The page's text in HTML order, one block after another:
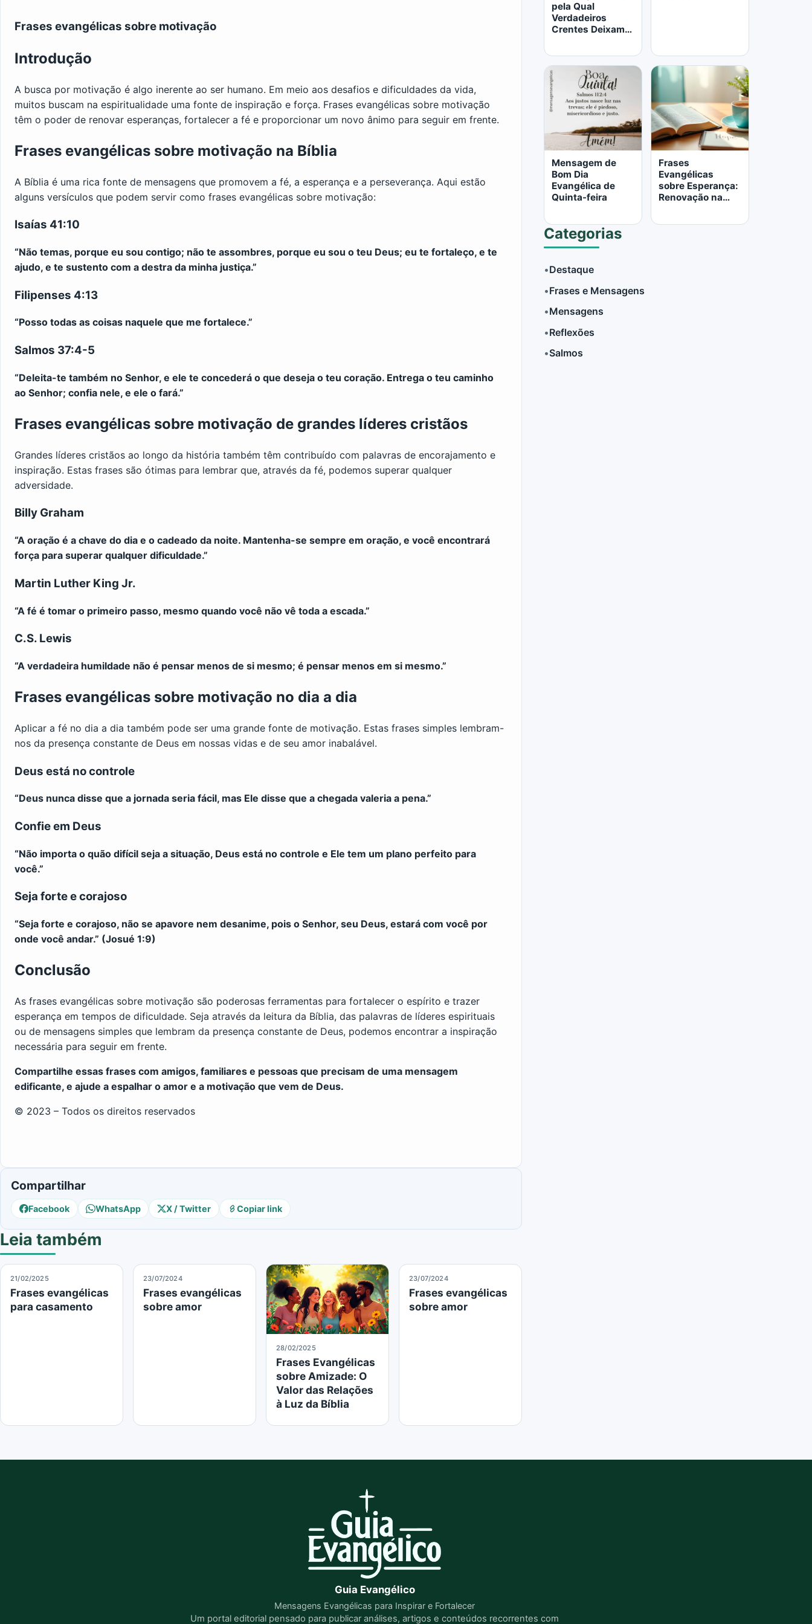
Frases evangélicas sobre motivação
Introdução
A busca por motivação é algo inerente ao ser humano. Em meio aos desafios e dificuldades da vida,
muitos buscam na espiritualidade uma fonte de inspiração e força. Frases evangélicas sobre motivação
têm o poder de renovar esperanças, fortalecer a fé e proporcionar um novo ânimo para seguir em frente.
Frases evangélicas sobre motivação na Bíblia
A Bíblia é uma rica fonte de mensagens que promovem a fé, a esperança e a perseverança. Aqui estão
alguns versículos que podem servir como frases evangélicas sobre motivação:
Isaías 41:10
“Não temas, porque eu sou contigo; não te assombres, porque eu sou o teu Deus; eu te fortaleço, e te
ajudo, e te sustento com a destra da minha justiça.”
Filipenses 4:13
“Posso todas as coisas naquele que me fortalece.”
Salmos 37:4-5
“Deleita-te também no Senhor, e ele te concederá o que deseja o teu coração. Entrega o teu caminho
ao Senhor; confia nele, e ele o fará.”
Frases evangélicas sobre motivação de grandes líderes cristãos
Grandes líderes cristãos ao longo da história também têm contribuído com palavras de encorajamento e
inspiração. Estas frases são ótimas para lembrar que, através da fé, podemos superar qualquer
adversidade.
Billy Graham
“A oração é a chave do dia e o cadeado da noite. Mantenha-se sempre em oração, e você encontrará
força para superar qualquer dificuldade.”
Martin Luther King Jr.
“A fé é tomar o primeiro passo, mesmo quando você não vê toda a escada.”
C.S. Lewis
“A verdadeira humildade não é pensar menos de si mesmo; é pensar menos em si mesmo.”
Frases evangélicas sobre motivação no dia a dia
Aplicar a fé no dia a dia também pode ser uma grande fonte de motivação. Estas frases simples lembram-
nos da presença constante de Deus em nossas vidas e de seu amor inabalável.
Deus está no controle
“Deus nunca disse que a jornada seria fácil, mas Ele disse que a chegada valeria a pena.”
Confie em Deus
“Não importa o quão difícil seja a situação, Deus está no controle e Ele tem um plano perfeito para
você.”
Seja forte e corajoso
“Seja forte e corajoso, não se apavore nem desanime, pois o Senhor, seu Deus, estará com você por
onde você andar.” (Josué 1:9)
Conclusão
As frases evangélicas sobre motivação são poderosas ferramentas para fortalecer o espírito e trazer
esperança em tempos de dificuldade. Seja através da leitura da Bíblia, das palavras de líderes espirituais
ou de mensagens simples que lembram da presença constante de Deus, podemos encontrar a inspiração
necessária para seguir em frente.
Compartilhe essas frases com amigos, familiares e pessoas que precisam de uma mensagem
edificante, e ajude a espalhar o amor e a motivação que vem de Deus.
© 2023 – Todos os direitos reservados
Compartilhar
Facebook WhatsApp X / Twitter Copiar link
Leia também
21/02/2025
Frases evangélicas
para casamento
23/07/2024
Frases evangélicas
sobre amor
28/02/2025
Frases Evangélicas
sobre Amizade: O
Valor das Relações
à Luz da Bíblia
23/07/2024
Frases evangélicas
sobre amor
pela Qual
Verdadeiros
Crentes Deixam a
LER MAIS LER MAIS
Mensagem de
Bom Dia
Evangélica de
Quinta-feira
LER MAIS
Frases
Evangélicas
sobre Esperança:
Renovação na
Categorias
•Destaque
•Frases e Mensagens
•Mensagens
•Reflexões
•Salmos
Guia Evangélico
Mensagens Evangélicas para Inspirar e Fortalecer
Um portal editorial pensado para publicar análises, artigos e conteúdos recorrentes com